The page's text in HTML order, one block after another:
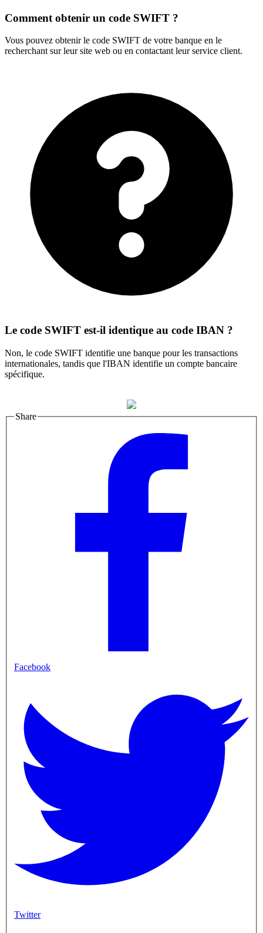
Comment obtenir un code SWIFT ?
Vous pouvez obtenir le code SWIFT de votre banque en le
recherchant sur leur site web ou en contactant leur service client.
Le code SWIFT est-il identique au code IBAN ?
Non, le code SWIFT identifie une banque pour les transactions
internationales, tandis que l'IBAN identifie un compte bancaire
spécifique.
Share
Facebook
Twitter